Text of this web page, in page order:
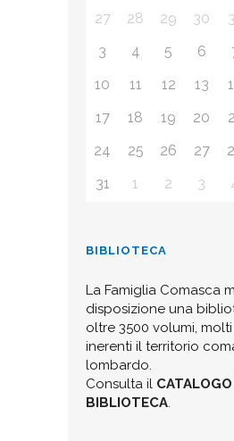
27 28 29 30
3
4 5 6
10
11 12 13
17
18 19 20
24
25 26 27
31
1 2 3
BIBLIOTECA
La Famiglia Comasca
disposizione una
oltre 3500 volumi,
inerenti il territorio
lombardo.
Consulta il
BIBLIOTECA.